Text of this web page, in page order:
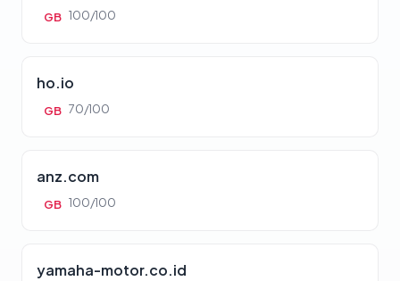
GB 100/100
ho.io
GB 70/100
anz.com
GB 100/100
yamaha-motor.co.id